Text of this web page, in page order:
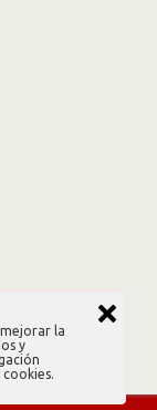
la
y